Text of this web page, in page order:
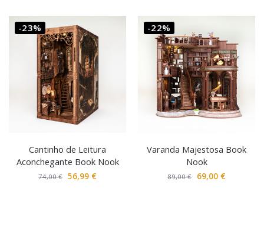
-23%
Cantinho de Leitura
Aconchegante Book Nook
74,00€ 56,99 €
-22%
Varanda Majestosa Book
Nook
89,00€ 69,00 €